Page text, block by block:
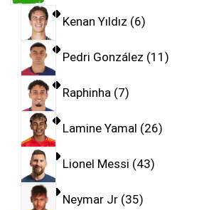
Kenan Yıldız 6
Pedri González 11
Raphinha 7
Lamine Yamal 26
Lionel Messi 43
Neymar Jr 35